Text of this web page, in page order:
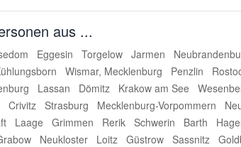
aus ...
Eggesin Torgelow Jarmen
Wismar, Mecklenburg Penzlin
Lassan Dömitz Krakow am See
Crivitz Strasburg Mecklenburg-Vorpommern
Laage Grimmen Rerik Schwerin Barth
Neukloster Loitz Güstrow Sassnitz